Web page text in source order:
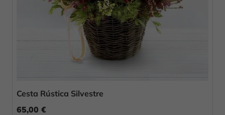
Cesta Rústica Silvestre
65,00 €